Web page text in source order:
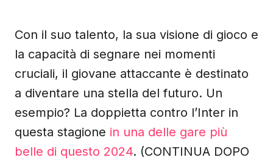
Con il suo talento, la sua visione di gioco e
la capacità di segnare nei momenti
cruciali, il giovane attaccante è destinato
a diventare una stella del futuro. Un
esempio? La doppietta contro l’Inter in
questa stagione in una delle gare più
belle di questo 2024. (CONTINUA DOPO